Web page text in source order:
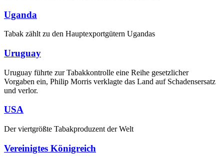
Uganda
Tabak zählt zu den Hauptexportgütern Ugandas
Uruguay
Uruguay führte zur Tabakkontrolle eine Reihe gesetzlicher
Vorgaben ein, Philip Morris verklagte das Land auf Schadensersatz
und verlor.
USA
Der viertgrößte Tabakproduzent der Welt
Vereinigtes Königreich